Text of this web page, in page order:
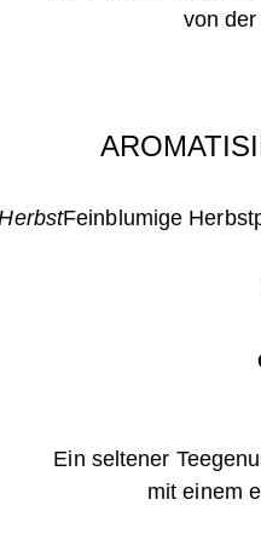
von
Feinblumige
Ein seltener
mit einem